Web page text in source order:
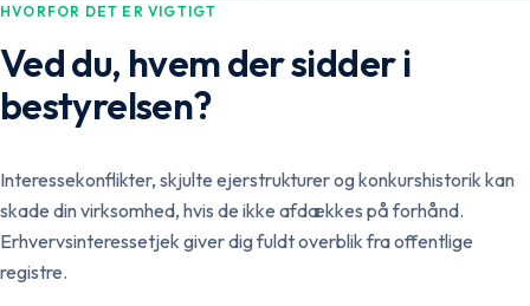
HVORFOR DET ER VIGTIGT
Ved du, hvem der sidder i
bestyrelsen?
Interessekonflikter, skjulte ejerstrukturer og konkurshistorik kan
skade din virksomhed, hvis de ikke afdækkes på forhånd.
Erhvervsinteressetjek giver dig fuldt overblik fra offentlige
registre.